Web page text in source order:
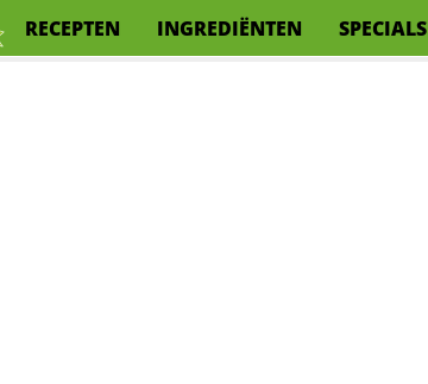
RECEPTEN INGREDIËNTEN SPECIALS